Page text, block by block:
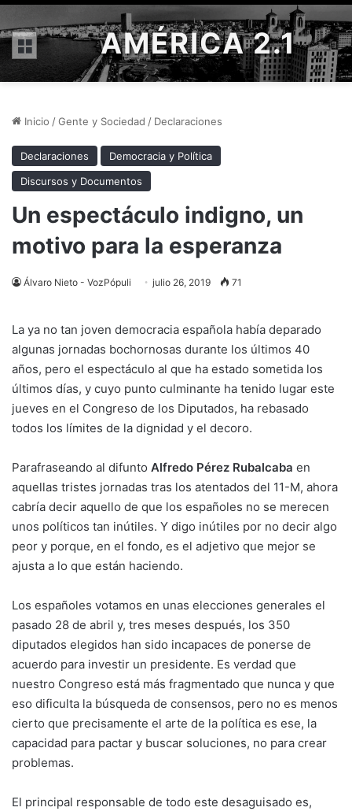
Menú AMÉRICA 2.1
Inicio /Gente y Sociedad / Declaraciones
Declaraciones
Democracia y Política
Discursos y Documentos
Un espectáculo indigno, un
motivo para la esperanza
Álvaro Nieto - VozPópuli julio 26, 2019 71
La ya no tan joven democracia española había deparado
algunas jornadas bochornosas durante los últimos 40
años, pero el espectáculo al que ha estado sometida los
últimos días, y cuyo punto culminante ha tenido lugar este
jueves en el Congreso de los Diputados, ha rebasado
todos los límites de la dignidad y el decoro.
Parafraseando al difunto Alfredo Pérez Rubalcaba en
aquellas tristes jornadas tras los atentados del 11-M, ahora
cabría decir aquello de que los españoles no se merecen
unos políticos tan inútiles. Y digo inútiles por no decir algo
peor y porque, en el fondo, es el adjetivo que mejor se
ajusta a lo que están haciendo.
Los españoles votamos en unas elecciones generales el
pasado 28 de abril y, tres meses después, los 350
diputados elegidos han sido incapaces de ponerse de
acuerdo para investir un presidente. Es verdad que
nuestro Congreso está más fragmentado que nunca y que
eso dificulta la búsqueda de consensos, pero no es menos
cierto que precisamente el arte de la política es ese, la
capacidad para pactar y buscar soluciones, no para crear
problemas.
El principal responsable de todo este desaguisado es,